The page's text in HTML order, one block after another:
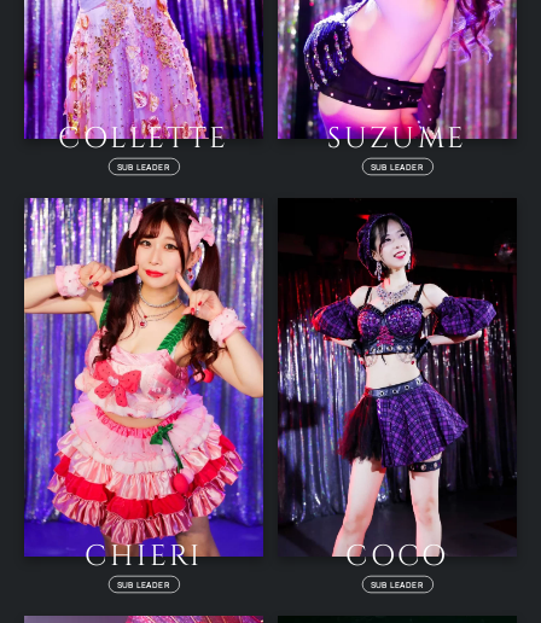
COLLETTE
SUB LEADER
SUZUME
SUB LEADER
CHIERI
SUB LEADER
COCO
SUB LEADER